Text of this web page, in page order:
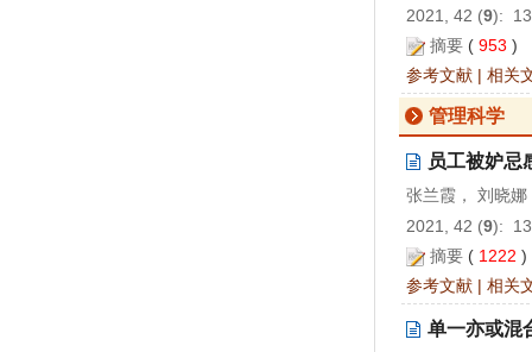
2021, 42 (9):
摘要 ( 953 )
参考文献 | 相关
管理科学
员工被妒忌
张兰霞， 刘晓
2021, 42 (9):
摘要 ( 1222
参考文献 | 相关
单一亦或混